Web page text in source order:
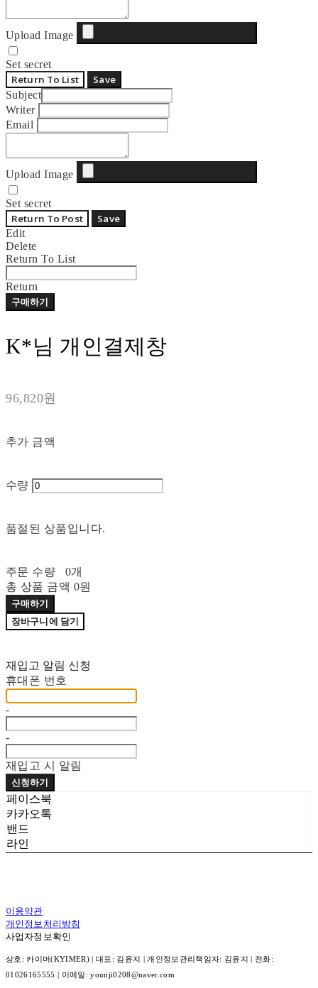
Upload Image
Set secret
Return To List Save
Subject
Writer
Email
Upload Image
Set secret
Return To Post Save
Edit
Delete
Return To List
Return
구매하기
K*님 개인결제창
96,820원
추가 금액
수량
품절된 상품입니다.
주문 수량
0개
총 상품 금액 0원
구매하기
장바구니에 담기
재입고 알림 신청
휴대폰 번호
-
-
재입고 시 알림
신청하기
페이스북
카카오톡
밴드
라인
이용약관
개인정보처리방침
사업자정보확인
상호: 카이머(KYIMER) | 대표: 김윤지 | 개인정보관리책임자: 김윤지 | 전화:
01026165555 | 이메일: younji0208@naver.com